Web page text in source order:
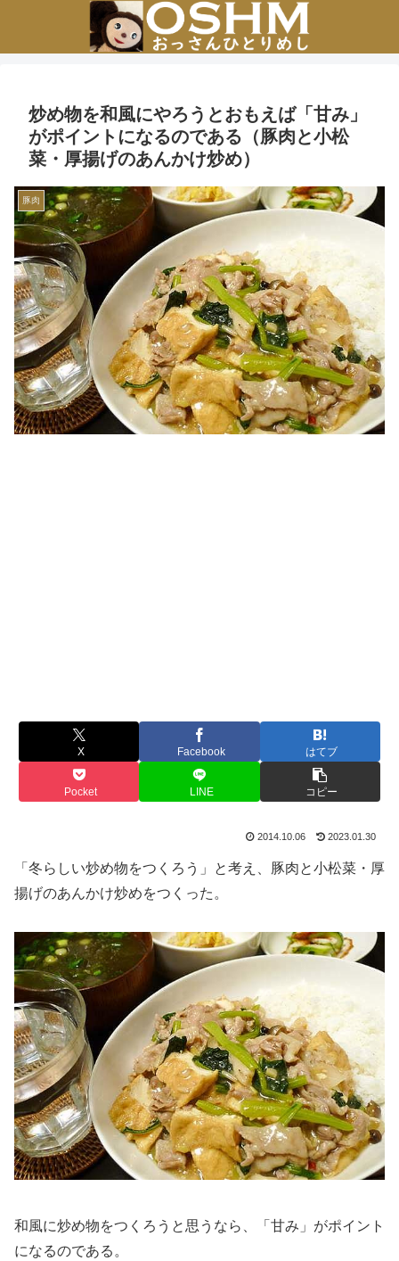
炒め物を和風にやろうとおもえば「甘み」
がポイントになるのである（豚肉と小松
菜・厚揚げのあんかけ炒め）
豚肉
X Facebook はてブ
Pocket LINE コピー
2014.10.06 2023.01.30
「冬らしい炒め物をつくろう」と考え、豚肉と小松菜・厚
揚げのあんかけ炒めをつくった。
和風に炒め物をつくろうと思うなら、「甘み」がポイント
になるのである。